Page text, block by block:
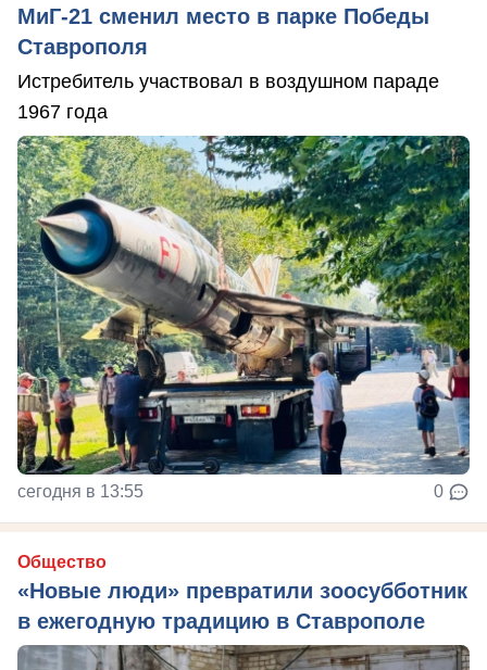
МиГ-21 сменил место в парке Победы
Ставрополя
Истребитель участвовал в воздушном параде
1967 года
сегодня в 13:55 0
Общество
«Новые люди» превратили зоосубботник
в ежегодную традицию в Ставрополе